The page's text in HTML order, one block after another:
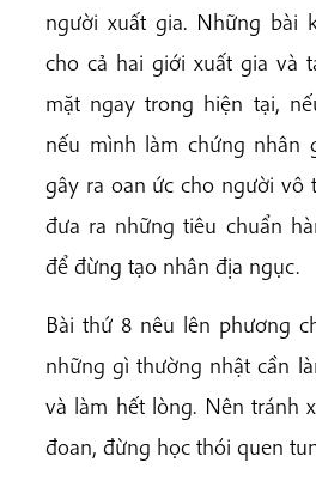
người xuất gia. Những bài
cho cả hai giới xuất gia và
mặt ngay trong hiện tại,
nếu mình làm chứng nhân
gây ra oan ức cho người vô
đưa ra những tiêu chuẩn
để đừng tạo nhân địa ngục.
Bài thứ 8 nêu lên phương
những gì thường nhật cần
và làm hết lòng. Nên tránh
đoan, đừng học thói quen